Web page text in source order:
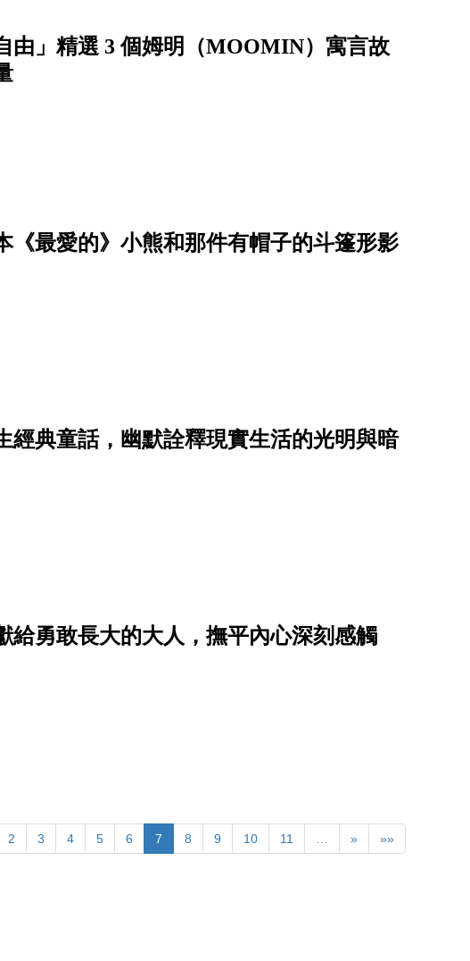
由」精選 3 個姆明（MOOMIN）寓言故
《最愛的》小熊和那件有帽子的斗篷形影
經典童話，幽默詮釋現實生活的光明與暗
給勇敢長大的大人，撫平內心深刻感觸
2 3 4 5 6 7 8 9 10 11 … » »»